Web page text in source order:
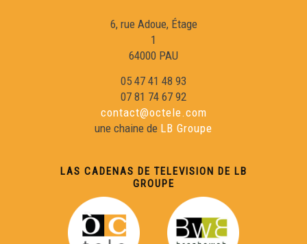
Monica Burg - Cara e Cara
Patrick Ratinaud - Cara e Cara
Claudi Alranq - Cara e Cara
Joan-Ives Agard - Cara e Cara
6, rue Adoue, Étage
1
64000 PAU
05 47 41 48 93
07 81 74 67 92
contact@octele.com
une chaine de LB Groupe
LAS CADENAS DE TELEVISION DE LB
GROUPE